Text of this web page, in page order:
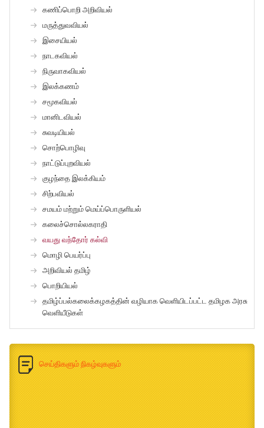
கணிப்பொறி அறிவியல்
மருத்துவவியல்
இசையியல்
நாடகவியல்
நிருவாகவியல்
இலக்கணம்
சமூகவியல்
மானிடவியல்
சுவடியியல்
சொற்பொழிவு
நாட்டுப்புறவியல்
குழந்தை இலக்கியம்
சிற்பவியல்
சமயம் மற்றும் மெய்ப்பொருளியல்
கலைச்சொல்லகராதி
வயது வந்தோர் கல்வி
மொழி பெயர்ப்பு
அறிவியல் தமிழ்
பொறியியல்
தமிழ்ப்பல்கலைக்கழகத்தின் வழியாக வெளியிடப்பட்ட தமிழக அரசு
வெளியீடுகள்
செய்திகளும் நிகழ்வுகளும்